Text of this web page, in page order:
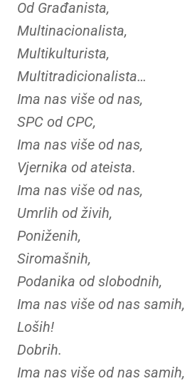
Od Građanista,
Multinacionalista,
Multikulturista,
Multitradicionalista…
Ima nas više od nas,
SPC od CPC,
Ima nas više od nas,
Vjernika od ateista.
Ima nas više od nas,
Umrlih od živih,
Poniženih,
Siromašnih,
Podanika od slobodnih,
Ima nas više od nas samih,
Loših!
Dobrih.
Ima nas više od nas samih,